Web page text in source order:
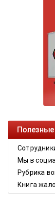
Мы в
Рубрика
Книга